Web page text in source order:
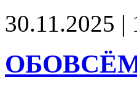
30.11.2025 |
ОБОВСЁМ-